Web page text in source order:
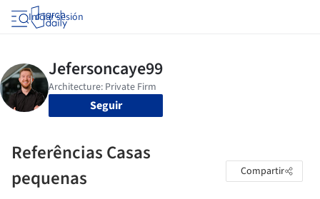
Iniciar sesión
Seguir
Referências Casas
pequenas
Compartir